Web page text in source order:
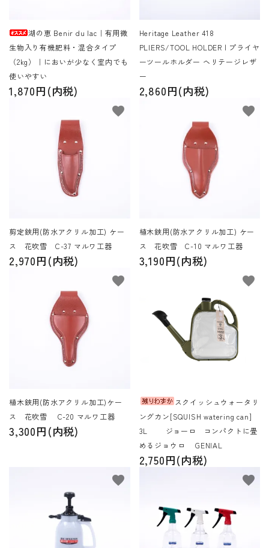
湖の恵 Benir du lac｜有用微
生物入り有機肥料・混合タイプ
（2kg）｜においが少なく室内でも
使いやすい
1,870円(内税)
Heritage Leather 418
PLIERS/TOOL HOLDER | プライヤ
ーツールホルダー ヘリテージレザ
ー
2,860円(内税)
剪定鋏用(防水アクリル加工) ケー
ス 花吹雪 C-37 マルワ工器
2,970円(内税)
favorite
植木鋏用(防水アクリル加工) ケー
ス 花吹雪 C-10 マルワ工器
3,190円(内税)
favorite
植木鋏用(防水アクリル加工)ケー
ス 花吹雪 C-20 マルワ工器
3,300円(内税)
favorite
スクイッシュウォータリ
ングカン[SQUISH watering can]
3L ジョーロ コンパクトに畳
めるジョウロ GENIAL
2,750円(内税)
favorite
favorite favorite